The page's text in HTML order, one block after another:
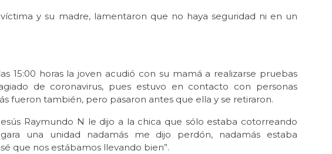
y su madre, lamentaron que no haya seguridad ni en un
15:00 horas la joven acudió con su mamá a realizarse pruebas
de coronavirus, pues estuvo en contacto con personas
fueron también, pero pasaron antes que ella y se retiraron.
Raymundo N le dijo a la chica que sólo estaba cotorreando
una unidad nadamás me dijo perdón, nadamás estaba
que nos estábamos llevando bien”.